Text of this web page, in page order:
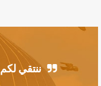
ننتقي لكم